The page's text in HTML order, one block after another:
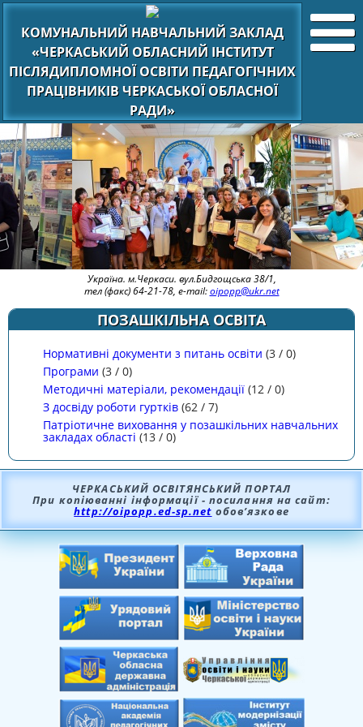
КОМУНАЛЬНИЙ НАВЧАЛЬНИЙ ЗАКЛАД
«ЧЕРКАСЬКИЙ ОБЛАСНИЙ ІНСТИТУТ
ПІСЛЯДИПЛОМНОЇ ОСВІТИ ПЕДАГОГІЧНИХ
ПРАЦІВНИКІВ ЧЕРКАСЬКОЇ ОБЛАСНОЇ
РАДИ»
Україна. м.Черкаси. вул.Бидгощська 38/1,
тел (факс) 64-21-78, e-mail:oipopp@ukr.net
ПОЗАШКІЛЬНА ОСВІТА
Нормативні документи з питань освіти (3 / 0)
Програми (3 / 0)
Методичні матеріали, рекомендації (12 / 0)
З досвіду роботи гуртків (62 / 7)
Патріотичне виховання у позашкільних навчальних
закладах області (13 / 0)
ЧЕРКАСЬКИЙ ОСВІТЯНСЬКИЙ ПОРТАЛ
При копіюванні інформації - посилання на сайт:
http://oipopp.ed-sp.net обов’язкове